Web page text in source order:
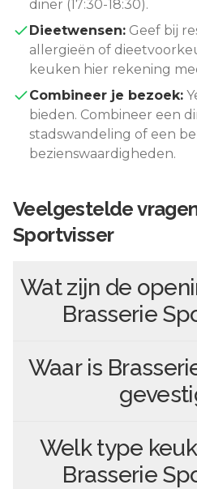
diner (17:30-18:30).
Dieetwensen: Geef bij
allergieën of
keuken hier rekening
Combineer je bezoek:
bieden. Combineer een
stadswandeling of een
bezienswaardigheden.
Veelgestelde
Sportvisser
Wat zijn de
Brasserie
Waar is
Welk type
Brasserie